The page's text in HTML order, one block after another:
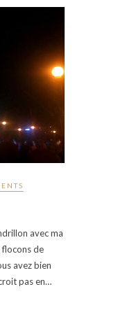
avec ma
flocons de
avez bien
pas en…